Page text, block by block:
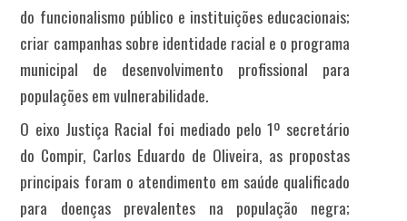
do funcionalismo público e instituições educacionais;
criar campanhas sobre identidade racial e o programa
municipal de desenvolvimento profissional para
populações em vulnerabilidade.
O eixo Justiça Racial foi mediado pelo 1º secretário
do Compir, Carlos Eduardo de Oliveira, as propostas
principais foram o atendimento em saúde qualificado
para doenças prevalentes na população negra;